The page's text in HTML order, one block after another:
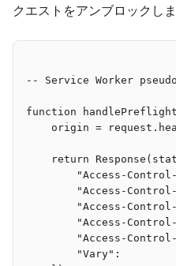
クエストをアンブロックしま
-- Service Worker
function
origin =
return
"Access-
"Access-
"Access-
"Access-
"Access-
"Vary":